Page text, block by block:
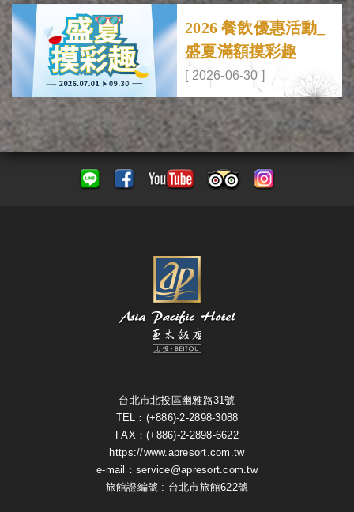
2026 餐飲優惠活動_
盛夏滿額摸彩趣
[ 2026-06-30 ]
台北市北投區幽雅路31號
TEL：(+886)-2-2898-3088
FAX：(+886)-2-2898-6622
https://www.apresort.com.tw
e-mail：service@apresort.com.tw
旅館證編號 : 台北市旅館622號